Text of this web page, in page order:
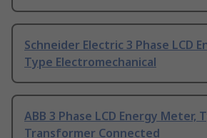
Schneider Electric 3 Phase LCD
Type Electromechanical
ABB 3 Phase LCD Energy Meter,
Transformer Connected